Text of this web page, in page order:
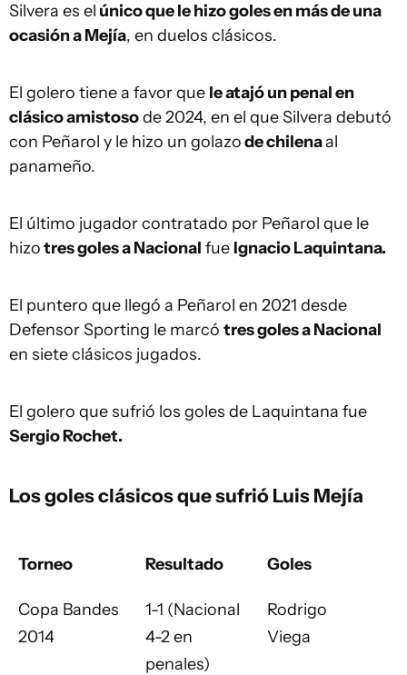
Silvera es el único que le hizo goles en más de una
ocasión a Mejía, en duelos clásicos.
El golero tiene a favor que le atajó un penal en
clásico amistosode 2024, en el que Silvera debutó
con Peñarol y le hizo un golazode chilenaal
panameño.
El último jugador contratado por Peñarol que le
hizotres goles a Nacional fue Ignacio Laquintana.
El puntero que llegó a Peñarol en 2021 desde
Defensor Sporting le marcó tres goles a Nacional
en siete clásicos jugados.
El golero que sufrió los goles de Laquintana fue
Sergio Rochet.
Los goles clásicos que sufrió Luis Mejía
Torneo Resultado Goles
Copa Bandes
2014
1-1 (Nacional
4-2 en
penales)
Rodrigo
Viega